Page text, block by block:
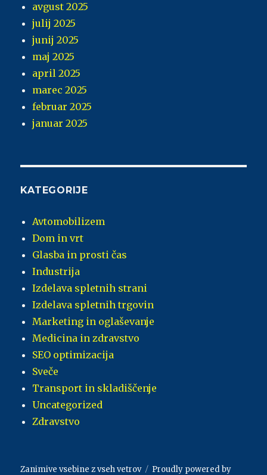
avgust 2025
julij 2025
junij 2025
maj 2025
april 2025
marec 2025
februar 2025
januar 2025
KATEGORIJE
Avtomobilizem
Dom in vrt
Glasba in prosti čas
Industrija
Izdelava spletnih strani
Izdelava spletnih trgovin
Marketing in oglaševanje
Medicina in zdravstvo
SEO optimizacija
Sveče
Transport in skladiščenje
Uncategorized
Zdravstvo
Zanimive vsebine z vseh vetrov Proudly powered by